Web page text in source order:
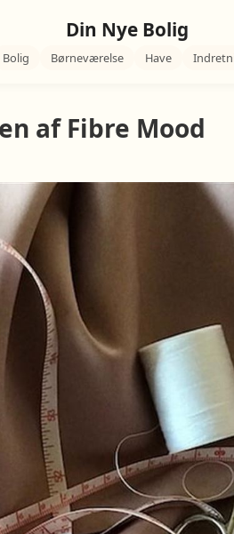
Din Nye Bolig
Bolig Børneværelse Have
af Fibre Mood